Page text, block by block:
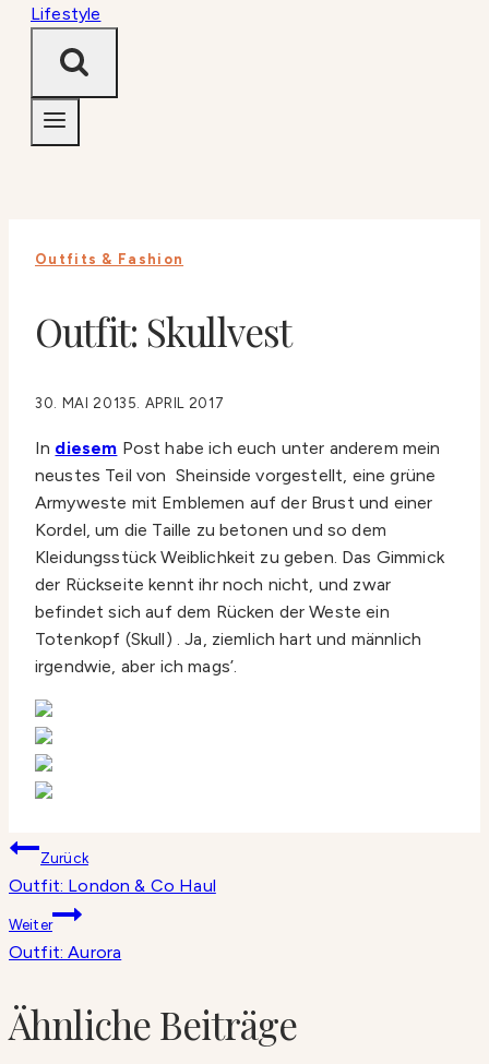
Outfits & Fashion
Outfit: Skullvest
30. MAI 2013 5. APRIL 2017
In diesem Post habe ich euch unter anderem mein
neustes Teil von Sheinside vorgestellt, eine grüne
Armyweste mit Emblemen auf der Brust und einer
Kordel, um die Taille zu betonen und so dem
Kleidungsstück Weiblichkeit zu geben. Das Gimmick
der Rückseite kennt ihr noch nicht, und zwar
befindet sich auf dem Rücken der Weste ein
Totenkopf (Skull) . Ja, ziemlich hart und männlich
irgendwie, aber ich mags’.
Beitragsnavigation
Zurück
Outfit: London & Co Haul
Weiter
Outfit: Aurora
Ähnliche Beiträge